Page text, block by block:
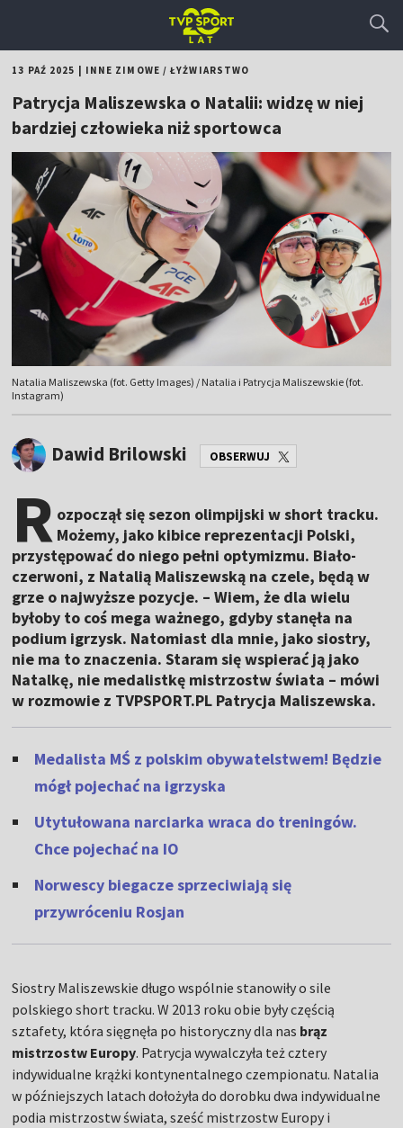
13 PAŹ 2025 INNE ZIMOWE /ŁYŻWIARSTWO
Patrycja Maliszewska o Natalii: widzę w niej
bardziej człowieka niż sportowca
Natalia Maliszewska (fot. Getty Images) / Natalia i Patrycja Maliszewskie (fot.
Instagram)
Dawid Brilowski OBSERWUJ
R ozpoczął się sezon olimpijski w short tracku.
Możemy, jako kibice reprezentacji Polski,
przystępować do niego pełni optymizmu. Biało-
czerwoni, z Natalią Maliszewską na czele, będą w
grze o najwyższe pozycje. – Wiem, że dla wielu
byłoby to coś mega ważnego, gdyby stanęła na
podium igrzysk. Natomiast dla mnie, jako siostry,
nie ma to znaczenia. Staram się wspierać ją jako
Natalkę, nie medalistkę mistrzostw świata – mówi
w rozmowie z TVPSPORT.PL Patrycja Maliszewska.
Medalista MŚ z polskim obywatelstwem! Będzie
mógł pojechać na igrzyska
Utytułowana narciarka wraca do treningów.
Chce pojechać na IO
Norwescy biegacze sprzeciwiają się
przywróceniu Rosjan
Siostry Maliszewskie długo wspólnie stanowiły o sile
polskiego short tracku. W 2013 roku obie były częścią
sztafety, która sięgnęła po historyczny dla nas brąz
mistrzostw Europy. Patrycja wywalczyła też cztery
indywidualne krążki kontynentalnego czempionatu. Natalia
w późniejszych latach dołożyła do dorobku dwa indywidualne
podia mistrzostw świata, sześć mistrzostw Europy i